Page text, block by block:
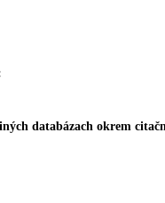
databázach okrem